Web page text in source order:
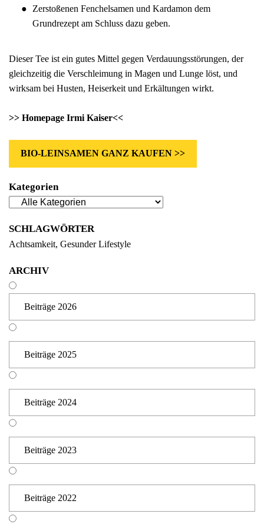
Zerstoßenen Fenchelsamen und Kardamon dem
Grundrezept am Schluss dazu geben.
Dieser Tee ist ein gutes Mittel gegen Verdauungsstörungen, der
gleichzeitig die Verschleimung in Magen und Lunge löst, und
wirksam bei Husten, Heiserkeit und Erkältungen wirkt.
>> Homepage Irmi Kaiser<<
BIO-LEINSAMEN GANZ KAUFEN >>
Kategorien
SCHLAGWÖRTER
Achtsamkeit Gesunder Lifestyle
ARCHIV
Beiträge 2026
Beiträge 2025
Beiträge 2024
Beiträge 2023
Beiträge 2022